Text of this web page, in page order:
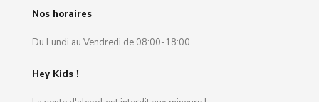
Nos horaires
Du Lundi au Vendredi de 08:00-18:00
Hey Kids !